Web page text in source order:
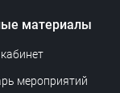
материалы
мероприятий